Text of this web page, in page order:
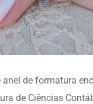
anel de formatura
de Ciências